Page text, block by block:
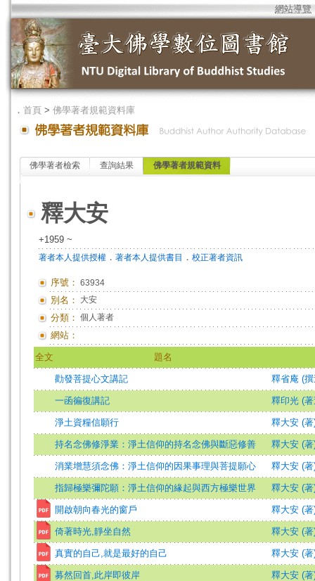
網站導覽
． 首頁 > 佛學著者規範資料庫
佛學著者檢索 查詢結果 佛學著者規範資料
釋大安
+1959 ~
著者本人提供授權 ． 著者本人提供書目 ． 校正著者資訊
序號： 63934
別名： 大安
分類： 個人著者
網站：
全文 題名
勸發菩提心文講記 釋省庵 (
一函徧復講記 釋印光 (
淨土資糧信願行 釋大安 (著
持名念佛修淨業：淨土信仰的持名念佛與斷惡修善 釋大安 (著
消業增慧須念佛：淨土信仰的因果事理與菩提願心 釋大安 (著
指歸極樂彌陀願：淨土信仰的緣起與西方極樂世界 釋大安 (著
開啟朝向春光的窗戶 釋大安 (著
倚著時光,靜坐自然 釋大安 (著
真實的自己,就是最好的自己 釋大安 (著
募然回首,此岸即彼岸 釋大安 (著